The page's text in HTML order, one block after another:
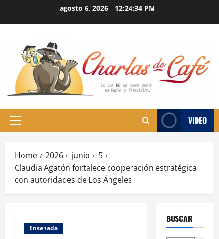
agosto 6, 2026 12:24:35 PM
Primary
VIDEO
Home 2026 junio
5
Claudia Agatón fortalece cooperación estratégica
con autoridades de Los Ángeles
Ensenada
BUSCAR